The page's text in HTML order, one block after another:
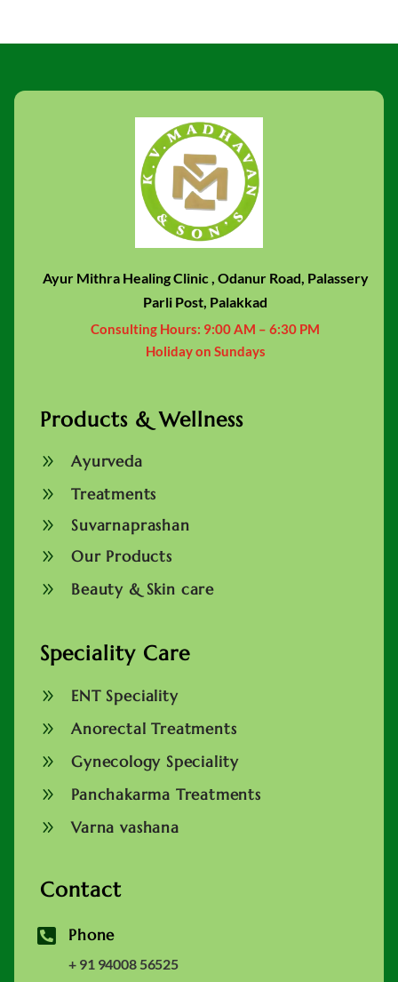
Ayur Mithra Healing Clinic , Odanur Road, Palassery
Parli Post, Palakkad
Consulting Hours: 9:00 AM – 6:30 PM
Holiday on Sundays
Products & Wellness
9 Ayurveda
9 Treatments
9 Suvarnaprashan
9 Our Products
9 Beauty & Skin care
Speciality Care
9 ENT Speciality
9 Anorectal Treatments
9 Gynecology Speciality
9 Panchakarma Treatments
9 Varna vashana
Contact
 Phone
+ 91 94008 56525